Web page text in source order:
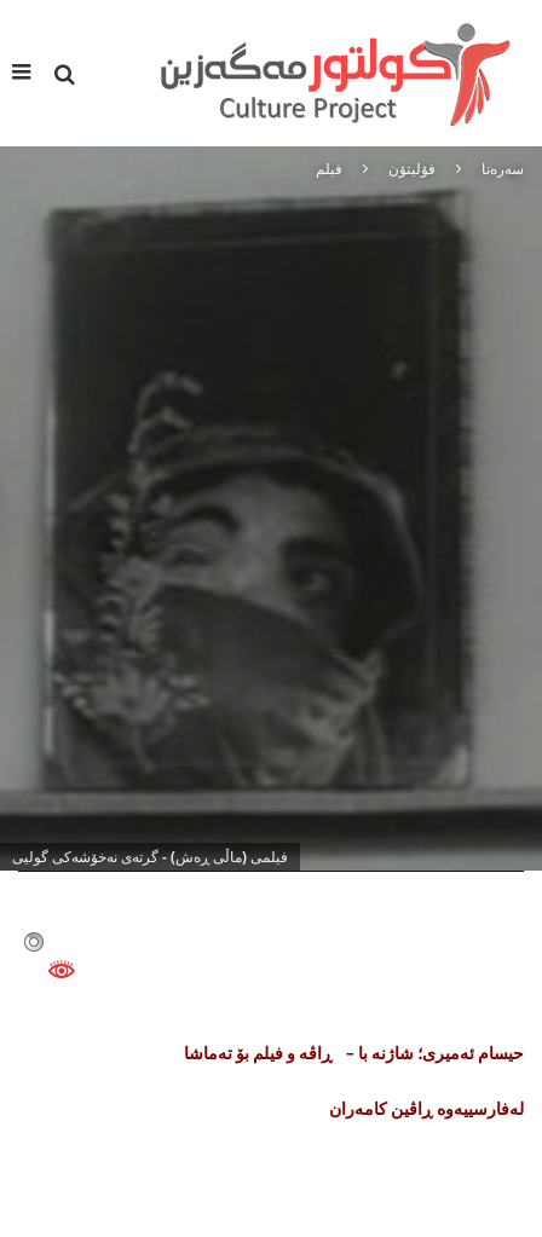
سه‌ره‌تا فۆلیتۆن فیلم
فیلمی (ماڵی ڕه‌ش) - گرته‌ی نه‌خۆشه‌كی گولیی
حیسام ئه‌میری؛ شاژنه‌ با – ڕاڤه‌ و فیلم بۆ ته‌ماشا
له‌فارسییه‌وه‌ ڕاڤین كامه‌ران